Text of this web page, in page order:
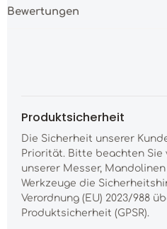
Bewertungen
Produktsicherheit
Die Sicherheit unserer
Priorität. Bitte beachten Sie
unserer Messer,
Werkzeuge die
Verordnung (EU) 2023/988
Produktsicherheit (GPSR).